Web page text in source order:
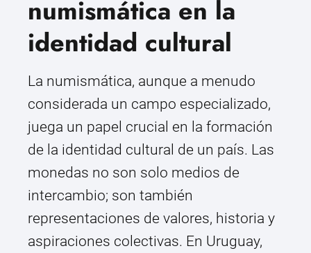
numismática en la
identidad cultural
La numismática, aunque a menudo
considerada un campo especializado,
juega un papel crucial en la formación
de la identidad cultural de un país. Las
monedas no son solo medios de
intercambio; son también
representaciones de valores, historia y
aspiraciones colectivas. En Uruguay,